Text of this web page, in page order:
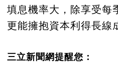
填息機率大，除享受每
更能擁抱資本利得長線
三立新聞網提醒您：